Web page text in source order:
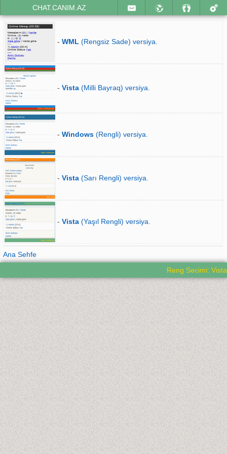
CHAT.CANIM.AZ
- WML (Rengsiz Sade) versiya.
- Vista (Milli Bayraq) versiya.
- Windows (Rengli) versiya.
- Vista (Sarı Rengli) versiya.
- Vista (Yaşıl Rengli) versiya.
Ana Sehfe
Reng Secimi: Vista